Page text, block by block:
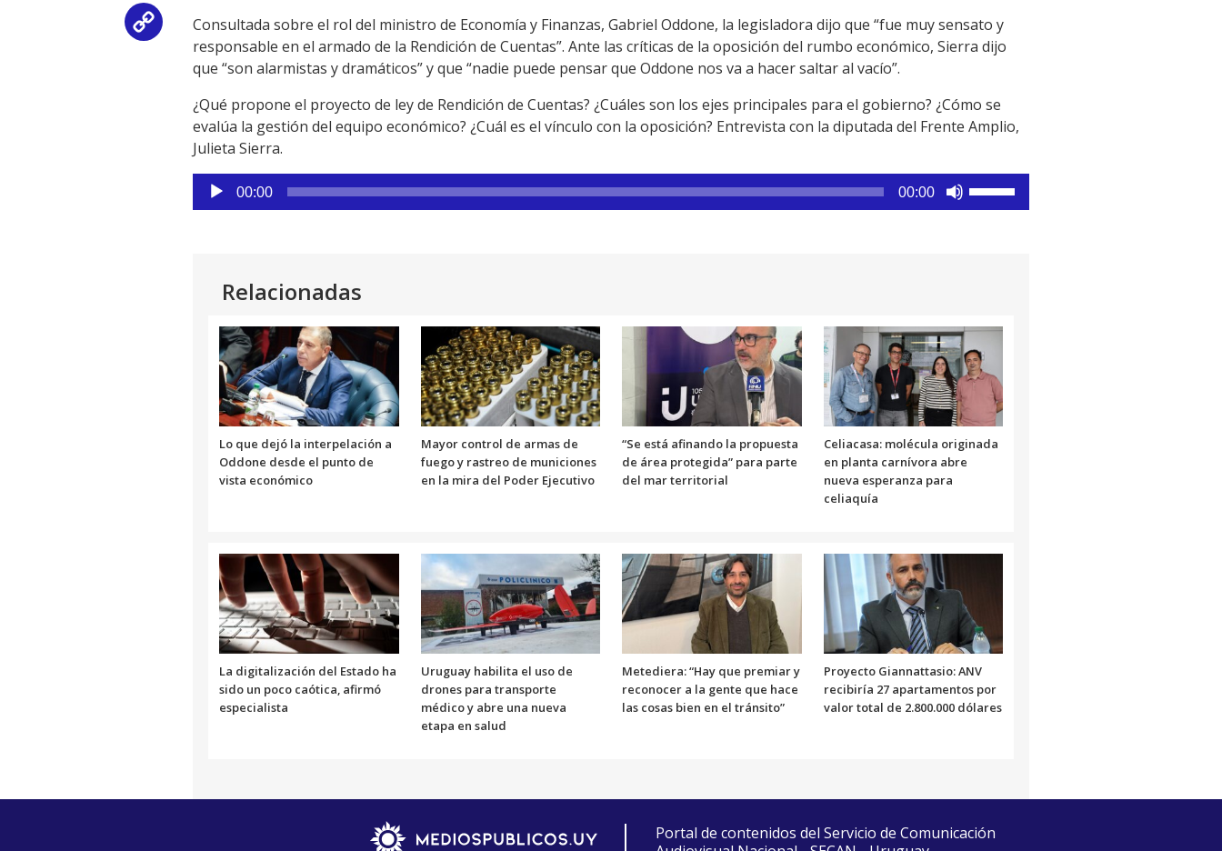
Copy
Link
Consultada sobre el rol del ministro de Economía y Finanzas, Gabriel Oddone, la legisladora dijo que “fue muy sensato y
responsable en el armado de la Rendición de Cuentas”. Ante las críticas de la oposición del rumbo económico, Sierra dijo
que “son alarmistas y dramáticos” y que “nadie puede pensar que Oddone nos va a hacer saltar al vacío”.
¿Qué propone el proyecto de ley de Rendición de Cuentas? ¿Cuáles son los ejes principales para el gobierno? ¿Cómo se
evalúa la gestión del equipo económico? ¿Cuál es el vínculo con la oposición? Entrevista con la diputada del Frente Amplio,
Julieta Sierra.
Reproductor
de
00:00 00:00
aumentar
o
disminuir
volumen.
Relacionadas
Lo que dejó la interpelación a
Oddone desde el punto de
vista económico
Mayor control de armas de
fuego y rastreo de municiones
en la mira del Poder Ejecutivo
“Se está afinando la propuesta
de área protegida” para parte
del mar territorial
Celiacasa: molécula originada
en planta carnívora abre
nueva esperanza para
celiaquía
La digitalización del Estado ha
sido un poco caótica, afirmó
especialista
Uruguay habilita el uso de
drones para transporte
médico y abre una nueva
etapa en salud
Metediera: “Hay que premiar y
reconocer a la gente que hace
las cosas bien en el tránsito”
Proyecto Giannattasio: ANV
recibiría 27 apartamentos por
valor total de 2.800.000 dólares
Portal de contenidos del Servicio de Comunicación